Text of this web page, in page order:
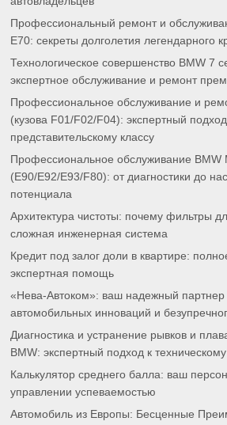
Профессиональный ремонт и
E70: секреты долголетия легендарного
Технологическое совершенство BMW 7
экспертное обслуживание и ремонт
Профессиональное обслуживание и
(кузова F01/F02/F04): экспертный
представительскому классу
Профессиональное обслуживание BMW
(E90/E92/E93/F80): от диагностики до
потенциала
Архитектура чистоты: почему фильтры
сложная инженерная система
Кредит под залог доли в квартире:
экспертная помощь
«Нева-Автоком»: ваш надежный партнер
автомобильных инноваций и
Диагностика и устранение рывков и
BMW: экспертный подход к
Калькулятор среднего балла: ваш
управлении успеваемостью
Автомобиль из Европы: Бесценные